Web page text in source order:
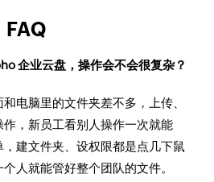
FAQ
企业云盘，操作会不会很复杂？
电脑里的文件夹差不多，上传、
，新员工看别人操作一次就能
建文件夹、设权限都是点几下鼠
人就能管好整个团队的文件。